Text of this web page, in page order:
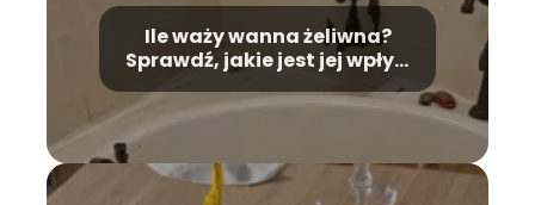
Ile waży wanna żeliwna?
Sprawdź, jakie jest jej wpływ